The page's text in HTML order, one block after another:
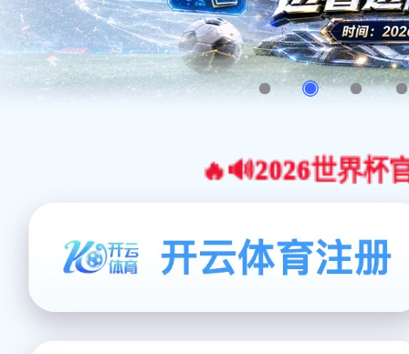
🔥🔊2026世界杯官网合